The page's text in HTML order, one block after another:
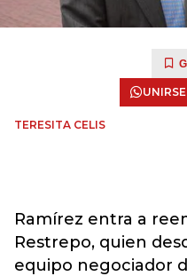
TERESITA CELIS
Ramírez entra a
Restrepo, quien
equipo negociador